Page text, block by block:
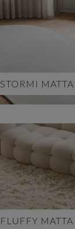
STORMI MATTA
FLUFFY MATTA